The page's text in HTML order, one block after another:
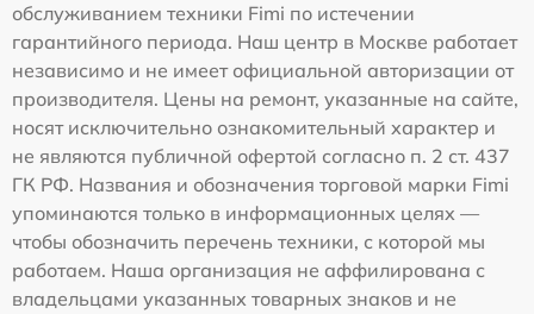
обслуживанием техники Fimi по истечении
гарантийного периода. Наш центр в Москве работает
независимо и не имеет официальной авторизации от
производителя. Цены на ремонт, указанные на сайте,
носят исключительно ознакомительный характер и
не являются публичной офертой согласно п. 2 ст. 437
ГК РФ. Названия и обозначения торговой марки Fimi
упоминаются только в информационных целях —
чтобы обозначить перечень техники, с которой мы
работаем. Наша организация не аффилирована с
владельцами указанных товарных знаков и не